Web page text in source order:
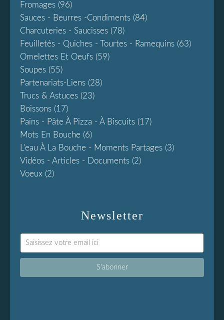
Newsletter
Fromages (96)
Sauces - Beurres -condiments (84)
Charcuteries - Saucisses (78)
Feuilletés - Quiches - Tourtes - Ramequins (63)
Omelettes Et Oeufs (59)
Soupes (55)
Partenariats-Liens (28)
Trucs & Astuces (23)
Boissons (17)
Pains - Pâte À Pizza - À Biscuits (17)
Mots En Bouche (6)
L'eau À La Bouche - Moments Partages (3)
Vidéos - Articles - Documents (2)
Voeux (2)